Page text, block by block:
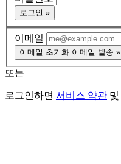
로그인 »
이메일
이메일 초기화 이메일 발송 »
또는
로그인하면 서비스 약관 및